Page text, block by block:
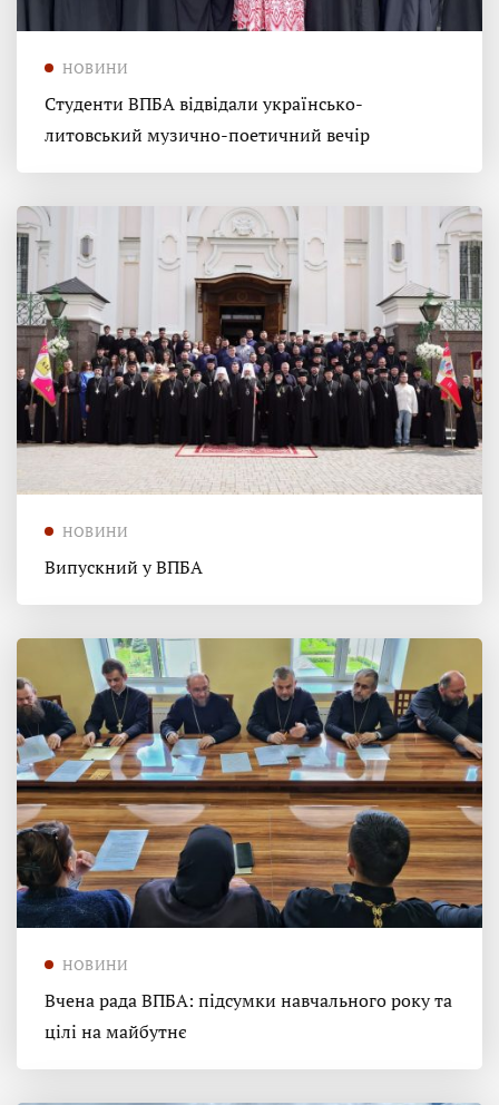
НОВИНИ
Студенти ВПБА відвідали українсько-
литовський музично-поетичний вечір
НОВИНИ
Випускний у ВПБА
НОВИНИ
Вчена рада ВПБА: підсумки навчального року та
цілі на майбутнє